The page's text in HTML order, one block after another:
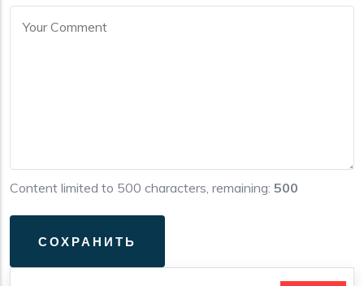
Content limited to 500 characters, remaining: 500